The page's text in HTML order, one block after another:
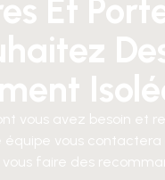
Et
vous avez besoin et
équipe vous
vous faire des